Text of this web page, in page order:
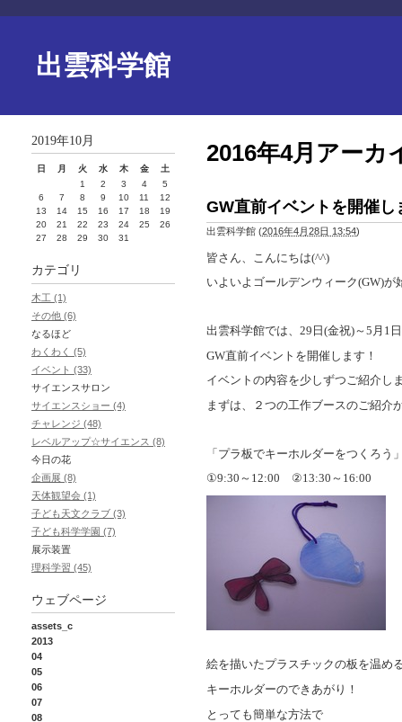
出雲科学館
2016年4月アーカ
GW直前イベントを開催し
出雲科学館 (2016年4月28日 13:54)
皆さん、こんにちは(^^)
いよいよゴールデンウィーク(GW)が
出雲科学館では、 29 日 (金祝)～ 5 月 1 日
GW直前イベントを開催します！
イベントの内容を少しずつご紹介し
まずは、２つの工作ブースのご紹介
「プラ板でキーホルダーをつくろう
①9:30 ～ 12:00 ②13:30 ～ 16:00
絵を描いたプラスチックの板を温め
キーホルダーのできあがり！
とっても簡単な方法で
2019年10月
日 月 火 水 木 金
土
1
2 3 4
5
6
7 8 9 10 11
12
13
14 15 16 17 18
19
20
21 22 23 24 25
26
27
28 29 30 31
カテゴリ
木工 (1)
その他 (6)
なるほど
わくわく (5)
イベント (33)
サイエンスサロン
サイエンスショー (4)
チャレンジ (48)
レベルアップ☆サイエンス (8)
今日の花
企画展 (8)
天体観望会 (1)
子ども天文クラブ (3)
子ども科学学園 (7)
展示装置
理科学習 (45)
ウェブページ
assets_c
2013
04
05
06
07
08